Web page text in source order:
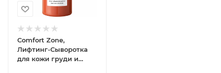
Comfort Zone,
Лифтинг-Сыворотка
для кожи груди и